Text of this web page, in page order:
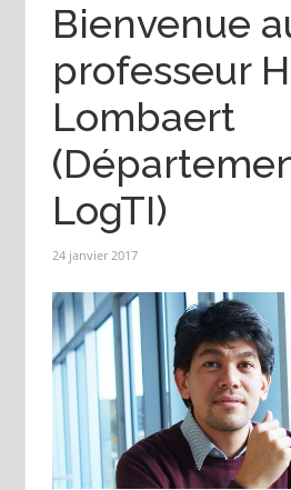
Bienvenue
professeur
Lombaert
LogTI)
24 janvier 2017